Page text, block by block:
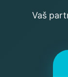
Vaš